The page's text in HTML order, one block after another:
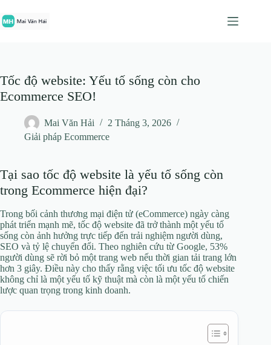
đến
phần
Tốc độ website: Yếu tố sống còn cho
Ecommerce SEO!
Mai Văn Hải
2 Tháng 3, 2026
Giải pháp Ecommerce
Tại sao tốc độ website là yếu tố sống còn
trong Ecommerce hiện đại?
Trong bối cảnh thương mại điện tử (eCommerce) ngày càng
phát triển mạnh mẽ, tốc độ website đã trở thành một yếu tố
sống còn ảnh hưởng trực tiếp đến trải nghiệm người dùng,
SEO và tỷ lệ chuyển đổi. Theo nghiên cứu từ Google, 53%
người dùng sẽ rời bỏ một trang web nếu thời gian tải trang lớn
hơn 3 giây. Điều này cho thấy rằng việc tối ưu tốc độ website
không chỉ là một yếu tố kỹ thuật mà còn là một yếu tố chiến
lược quan trọng trong kinh doanh.